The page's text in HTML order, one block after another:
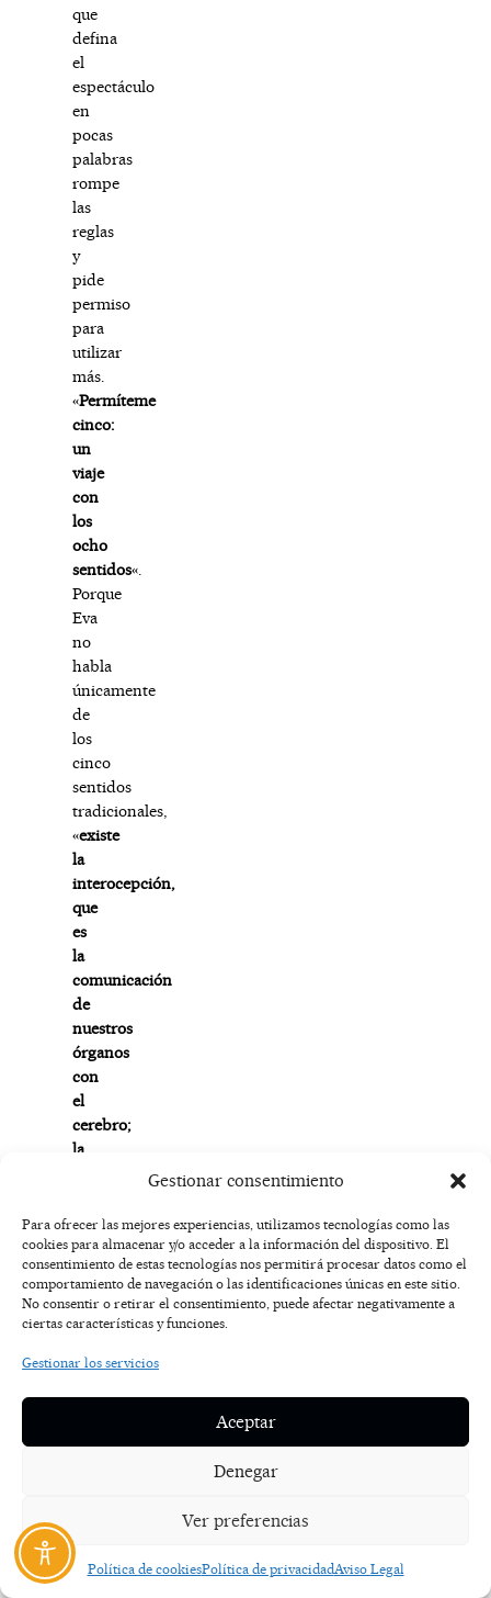
Gestionar consentimiento
Para ofrecer las mejores experiencias, utilizamos tecnologías como las
cookies para almacenar y/o acceder a la información del dispositivo. El
consentimiento de estas tecnologías nos permitirá procesar datos como el
comportamiento de navegación o las identificaciones únicas en este sitio.
No consentir o retirar el consentimiento, puede afectar negativamente a
ciertas características y funciones.
Gestionar los servicios
Aceptar
Denegar
Ver preferencias
Política de cookiesPolítica de privacidadAviso Legal
que
defina
el
espectáculo
en
pocas
palabras
rompe
las
reglas
y
pide
permiso
para
utilizar
más.
«Permíteme
cinco:
un
viaje
con
los
ocho
sentidos«.
Porque
Eva
no
habla
únicamente
de
los
cinco
sentidos
tradicionales,
«existe
la
interocepción,
que
es
la
comunicación
de
nuestros
órganos
con
el
cerebro;
la
propiocepción,
con
el
movimiento
del
cuerpo;
la
porque